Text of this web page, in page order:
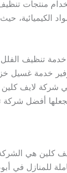
منتجات
حيث
تنظيف
خدمة غسيل
شركة لايف
يجعلها أفضل
هي الشركة
للمنازل في